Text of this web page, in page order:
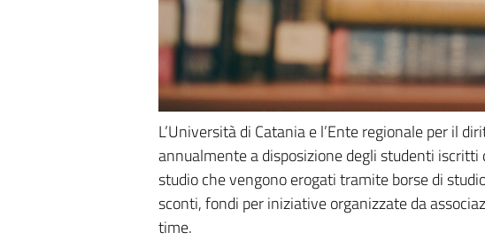
L’Università di Catania e l’Ente regionale per il
annualmente a disposizione degli studenti
studio che vengono erogati tramite borse di
sconti, fondi per iniziative organizzate da
time.